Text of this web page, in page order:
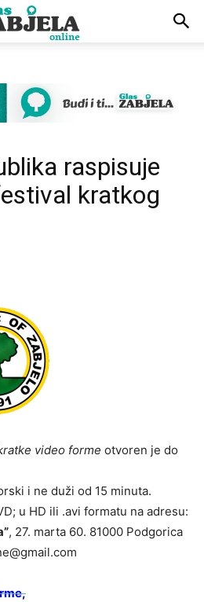
raspisuje
kratkog
video forme otvoren je do
i ne duži od 15 minuta.
u HD ili .avi formatu na adresu:
, 27. marta 60. 81000 Podgorica